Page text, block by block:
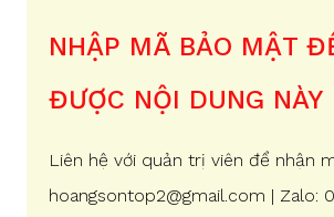
NHẬP MÃ BẢO MẬT
ĐƯỢC NỘI DUNG NÀY
Liên hệ với quản trị viên để nhận
hoangsontop2@gmail.com | Zalo: